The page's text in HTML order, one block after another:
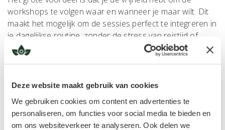
Deze website maakt gebruik van cookies
We gebruiken cookies om content en advertenties te
personaliseren, om functies voor social media te bieden en
om ons websiteverkeer te analyseren. Ook delen we
workshops te volgen waar en wanneer je maar wilt. Dit
maakt het mogelijk om de sessies perfect te integreren in
je dagelijkse routine, zonder de stress van reistijd of
vaste afspraken. Daarnaast bieden we altijd de
gelegenheid om vragen te stellen. Of je nu tijdens de
weten, ons team staat klaar om je te ondersteunen. Zo
thuisworkshop haalt en je volledig kunt onderdompelen
in de wereld van De Groene Linde.